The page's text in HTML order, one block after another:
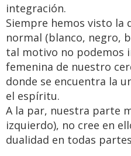
integración.
Siempre hemos visto la
normal (blanco, negro,
tal motivo no podemos
femenina de nuestro
donde se encuentra la
el espíritu.
A la par, nuestra parte
izquierdo), no cree en
dualidad en todas